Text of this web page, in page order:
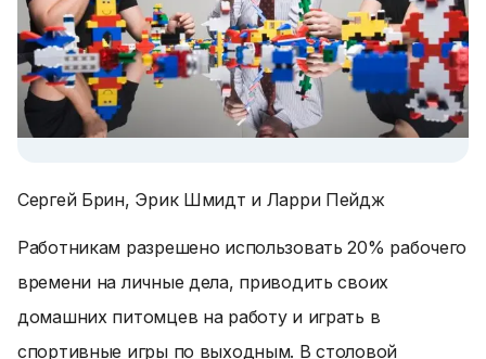
Сергей Брин, Эрик Шмидт и Ларри Пейдж
Работникам разрешено использовать 20% рабочего
времени на личные дела, приводить своих
домашних питомцев на работу и играть в
спортивные игры по выходным. В столовой